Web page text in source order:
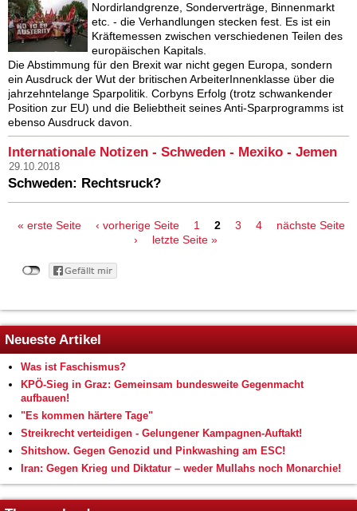
Nordirlandgrenze, Sonderverträge, Binnenmarkt
etc. - die Verhandlungen stecken fest. Es ist ein
Kräftemessen zwischen verschiedenen Teilen des
europäischen Kapitals.
Die Abstimmung für den Brexit war nicht gegen Europa, sondern
ein Ausdruck der Wut der britischen ArbeiterInnenklasse über die
jahrzehntelange Sparpolitik. Corbyns Erfolg (trotz schwankender
Position zur EU) und die Beliebtheit seines Anti-Sparprogramms ist
ebenso Ausdruck davon.
Internationale Notizen - Schweden - Mexiko - Jemen
29.10.2018
Schweden: Rechtsruck?
Seiten
« erste Seite ‹ vorherige Seite 1 2 3 4
nächste Seite
›
letzte Seite »
Neueste Artikel
Was ist Faschismus?
KPÖ-Sieg in Graz: Gemeinsam bundesweite Gegenmacht
aufbauen!
"Es kommen härtere Tage"
Streikrecht verteidigen - Gelungener Kampagnen-Auftakt!
Shitshow. Gegen Genozid und Pinkwashing am ESC!
Iran: Gegen Krieg und Diktatur – weder Mullahs noch Monarchie!